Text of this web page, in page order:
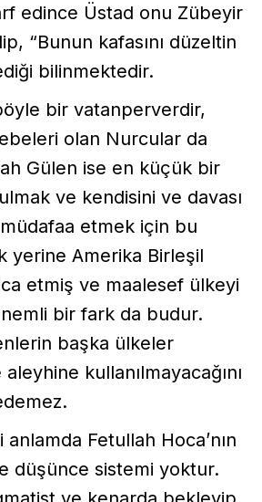
edince Üstad onu Zübeyir
“Bunun kafasını düzeltin
bilinmektedir.
bir vatanperverdir,
olan Nurcular da
Gülen ise en küçük bir
ve kendisini ve davası
müdafaa etmek için bu
yerine Amerika Birleşil
etmiş ve maalesef ülkeyi
bir fark da budur.
başka ülkeler
kullanılmayacağını
anlamda Fetullah Hoca’nın
düşünce sistemi yoktur.